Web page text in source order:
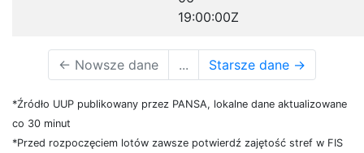
19:00:00Z
← Nowsze dane ... Starsze dane →
*Źródło UUP publikowany przez PANSA, lokalne dane aktualizowane
co 30 minut
*Przed rozpoczęciem lotów zawsze potwierdź zajętość stref w FIS